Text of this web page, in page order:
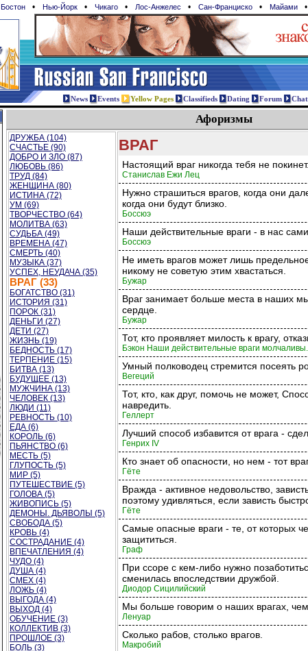
Бостон • Нью-Йорк • Чикаго • Лос-Анжелес • Сан-Франциcко • Майами •
News Events Yellow Pages Classifieds Dating Forum Chat
Афоризмы
ДРУЖБА (104)
СЧАСТЬЕ (90)
ДОБРО И ЗЛО (87)
ЛЮБОВЬ (86)
ТРУД (84)
ЖЕНЩИНА (80)
ИСТИНА (72)
УМ (69)
ТВОРЧЕСТВО (64)
МОЛИТВА (63)
СУДЬБА (49)
ВРЕМЕНА (47)
СМЕРТЬ (40)
МУЗЫКА (37)
УСПЕХ, НЕУДАЧА (35)
ВРАГ (33)
БОГАТСТВО (31)
ИСТОРИЯ (31)
ПОРОК (31)
ДЕНЬГИ (27)
ДЕТИ (27)
ЖИЗНЬ (19)
БЕДНОСТЬ (17)
ТЕРПЕНИЕ (15)
БИТВА (13)
БУДУЩЕЕ (13)
МУЖЧИНА (13)
ЧЕЛОВЕК (13)
ЛЮДИ (11)
РЕВНОСТЬ (10)
ЕДА (6)
КОРОЛЬ (6)
ПЬЯНСТВО (6)
МЕСТЬ (5)
ГЛУПОСТЬ (5)
МИР (5)
ПУТЕШЕСТВИЕ (5)
ГОЛОВА (5)
ЖИВОПИСЬ (5)
ДЕМОНЫ. ДЬЯВОЛЫ (5)
СВОБОДА (5)
КРОВЬ (4)
СОСТРАДАНИЕ (4)
ВПЕЧАТЛЕНИЯ (4)
ЧУДО (4)
ДУША (4)
СМЕХ (4)
ЛОЖЬ (4)
ВЫГОДА (4)
ВЫХОД (4)
ОБУЧЕНИЕ (3)
КОЛЛЕКТИВ (3)
ПРОШЛОЕ (3)
БОЛЬ (3)
ВРАГ
Настоящий враг никогда тебя не покинет.
Станислав Ежи Лец
Нужно страшиться врагов, когда они
когда они будут близко.
Боссюэ
Наши действительные враги - в нас
Боссюэ
Не иметь врагов может лишь
никому не советую этим хвастаться.
Бужар
Враг занимает больше места в наших
сердце.
Бужар
Тот, кто проявляет милость к врагу,
Бэкон Наши действительные враги
Умный полководец стремится посеять
Вегеций
Тот, кто, как друг, помочь не может,
навредить.
Геллерт
Лучший способ избавится от врага -
Генрих IV
Кто знает об опасности, но нем - тот
Гёте
Вражда - активное недовольство,
поэтому удивляться, если зависть
Гёте
Самые опасные враги - те, от которых
защититься.
Граф
При ссоре с кем-либо нужно
сменилась впоследствии дружбой.
Диодор Сицилийский
Мы больше говорим о наших врагах,
Ленуар
Сколько рабов, столько врагов.
Макробий